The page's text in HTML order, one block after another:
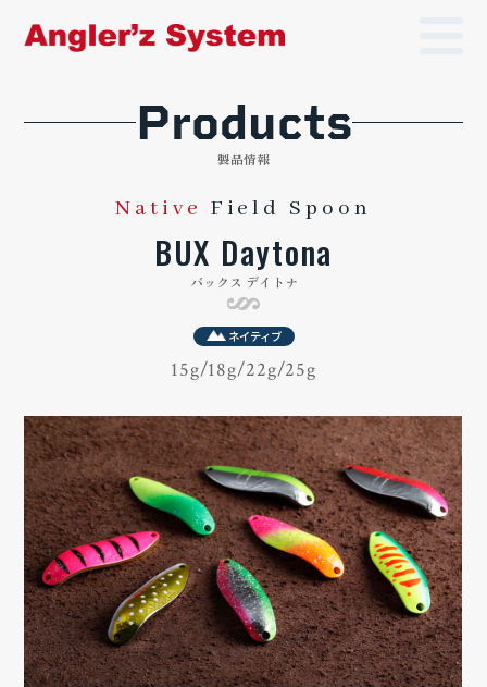
Products
製品情報
Native Field Spoon
BUX Daytona
バックス デイトナ
ネイティブ
15g 18g 22g 25g